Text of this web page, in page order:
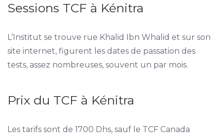
Sessions TCF à Kénitra
L’Institut se trouve rue Khalid Ibn Whalid et sur son
site internet, figurent les dates de passation des
tests, assez nombreuses, souvent un par mois.
Prix du TCF à Kénitra
Les tarifs sont de 1700 Dhs, sauf le TCF Canada